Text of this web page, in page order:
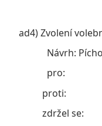
ad4) Zvolení
Návrh:
pro:
proti:
zdržel